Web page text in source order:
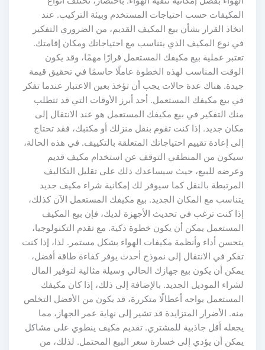
المكيفات حسب احتياجات المستخدم وبيئة التركيب. عند
اتخاذ القرار بشأن بيع المكيف القديم، من الضروري التفكير
في نوع المكيف الذي يتناسب مع احتياجاتك ومكان إقامتك.
تعتبر عملية بيع مكيفك المستعمل قرارًا مهمًا، وقد يكون
الوقت المناسب لهذه الخطوة عاملًا حاسمًا في تحقيق قيمة
جيدة. هناك عدة حالات يجب أن تؤخذ بعين الاعتبار عندما تفكر
في بيع مكيفك المستعمل. أحد أبرز الأوقات التي قد تتطلب
منك التفكير في بيع مكيفك المستعمل هو عند الانتقال إلى
مكان جديد. إذا كنت تقوم بنقل منزلك أو مكتبك، فقد تحتاج
إلى إعادة تقييم احتياجاتك المتعلقة بالتكييف. في هذه الحالة،
سيكون من المنطقي التوقف عن استخدام مكيف قديم
وعرضه للبيع، حيث سيساعدك ذلك على تقليل التكاليف
المرتبطة بالنقل كما سيوفر لك إمكانية شراء مكيف جديد
يتناسب مع المكان الجديد. بيع مكيفك المستعمل الآن كذلك،
إذا كنت ترغب في تحديث الأجهزة لديك، فإن بيع المكيف
المستعمل يمكن أن يكون خطوة ذكية. مع تقدم التكنولوجيا،
يتحسن أداء وأنظمة مكيفات الهواء بشكل مستمر. لذا، إذا كنت
تفكر في الانتقال إلى نموذج أحدث يوفر كفاءة طاقة أفضل،
يمكن أن يكون بيع جهازك الحالي وسيلة مثالية لتوفير المال
لشراء الموديل الجديد. بالإضافة إلى ذلك، إذا كان مكيفك
المستعمل يواجه أعطالًا متكررة، قد يكون من الأفضل التخلص
منه. الأضرار المتزايدة قد تشير إلى نهاية عمر الجهاز، مما
يجعله أقل جاذبية للمشتري. تقديم مكيف ينطوي على مشاكل
يمكن أن يؤدي إلى خسارة سعر البيع المحتمل. لذلك، من